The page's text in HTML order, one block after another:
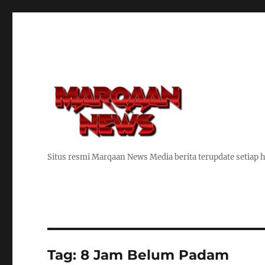
Situs resmi Marqaan News Media berita terupdate setiap
Tag:8 Jam Belum Padam